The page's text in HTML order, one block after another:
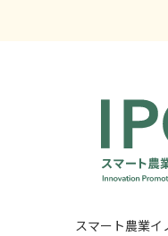
スマート農業